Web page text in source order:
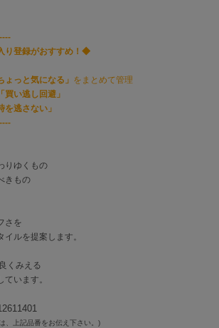
登録がおすすめ！◆
ょっと気になる」 をまとめて管理
「買い逃し回避」
を逃さない」
りゆくもの
きもの
さを
ルを提案します。
くみえる
います。
、上記品番をお伝え下さい。)